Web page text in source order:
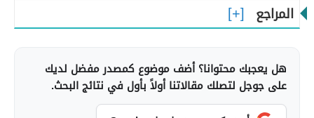
المراجع
هل يعجبك محتوانا؟ أضف موضوع كمصدر مفضل لديك
على جوجل لتصلك مقالاتنا أولاً بأول في نتائج البحث.